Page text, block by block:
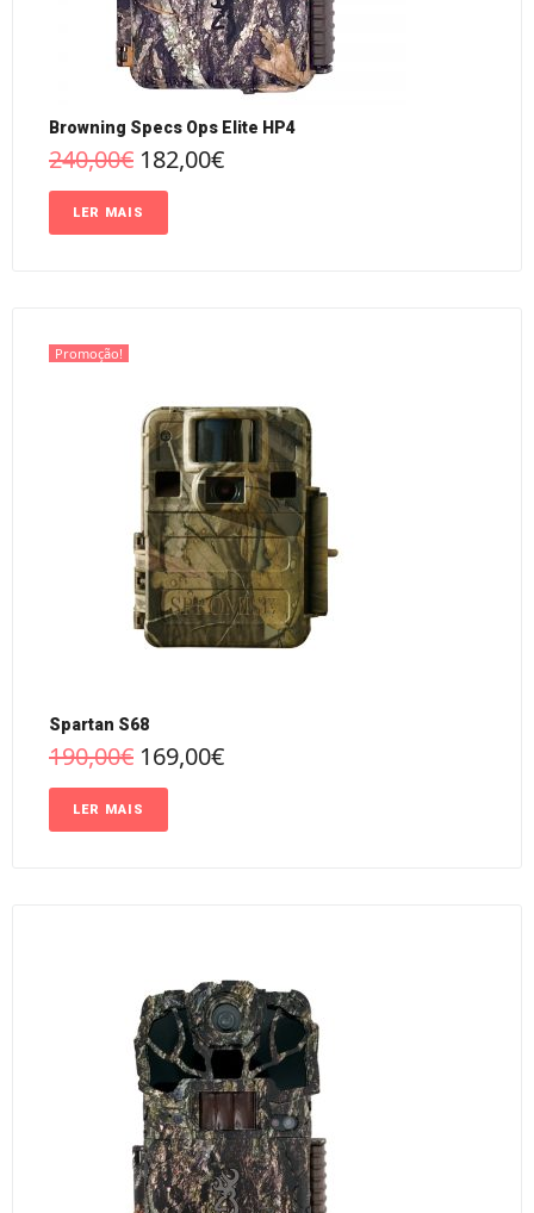
Browning Specs Ops Elite HP4
240,00€ 182,00€
LER MAIS
Promoção!
Spartan S68
190,00€ 169,00€
LER MAIS